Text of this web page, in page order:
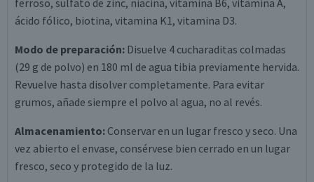
ferroso, sulfato de zinc, niacina, vitamina B6, vitamina A,
ácido fólico, biotina, vitamina K1, vitamina D3.
Modo de preparación: Disuelve 4 cucharaditas colmadas
(29 g de polvo) en 180 ml de agua tibia previamente hervida.
Revuelve hasta disolver completamente. Para evitar
grumos, añade siempre el polvo al agua, no al revés.
Almacenamiento: Conservar en un lugar fresco y seco. Una
vez abierto el envase, consérvese bien cerrado en un lugar
fresco, seco y protegido de la luz.